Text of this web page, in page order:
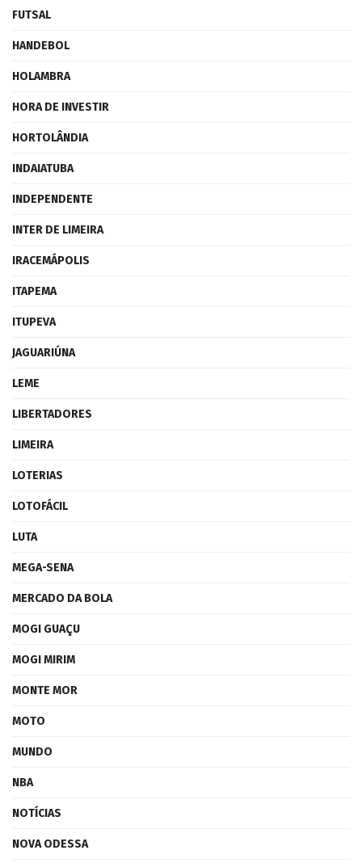
FUTSAL
HANDEBOL
HOLAMBRA
HORA DE INVESTIR
HORTOLÂNDIA
INDAIATUBA
INDEPENDENTE
INTER DE LIMEIRA
IRACEMÁPOLIS
ITAPEMA
ITUPEVA
JAGUARIÚNA
LEME
LIBERTADORES
LIMEIRA
LOTERIAS
LOTOFÁCIL
LUTA
MEGA-SENA
MERCADO DA BOLA
MOGI GUAÇU
MOGI MIRIM
MONTE MOR
MOTO
MUNDO
NBA
NOTÍCIAS
NOVA ODESSA